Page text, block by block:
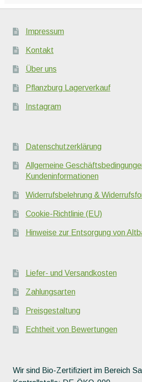
Impressum
Kontakt
Über uns
Pflanzburg Lagerverkauf
Instagram
Datenschutzerklärung
Allgemeine
Kundeninformationen
Widerrufsbelehrung &
Cookie-Richtlinie (EU)
Hinweise zur Entsorgung von
Liefer- und Versandkosten
Zahlungsarten
Preisgestaltung
Echtheit von Bewertungen
Wir sind Bio-Zertifiziert im Bereich